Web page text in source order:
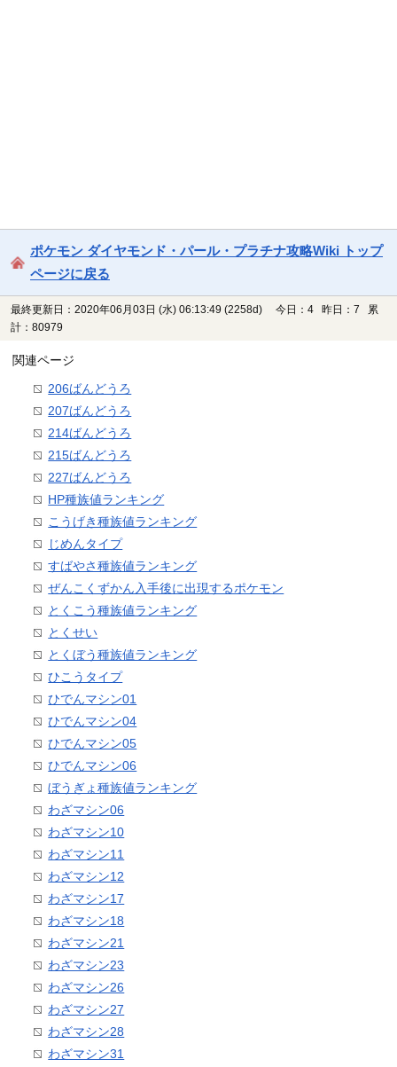
ポケモン ダイヤモンド・パール・プラチナ攻略Wiki トップ
ページに戻る
最終更新日：2020年06月03日 (水) 06:13:49 (2258d)
今日：4 昨日：7 累
計：80979
関連ページ
206ばんどうろ
207ばんどうろ
214ばんどうろ
215ばんどうろ
227ばんどうろ
HP種族値ランキング
こうげき種族値ランキング
じめんタイプ
すばやさ種族値ランキング
ぜんこくずかん入手後に出現するポケモン
とくこう種族値ランキング
とくせい
とくぼう種族値ランキング
ひこうタイプ
ひでんマシン01
ひでんマシン04
ひでんマシン05
ひでんマシン06
ぼうぎょ種族値ランキング
わざマシン06
わざマシン10
わざマシン11
わざマシン12
わざマシン17
わざマシン18
わざマシン21
わざマシン23
わざマシン26
わざマシン27
わざマシン28
わざマシン31